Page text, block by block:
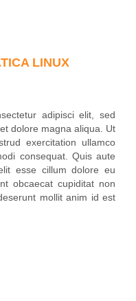
LINUX
adipisci elit, sed
dolore magna aliqua. Ut
exercitation ullamco
consequat. Quis aute
esse cillum dolore eu
obcaecat cupiditat non
mollit anim id est